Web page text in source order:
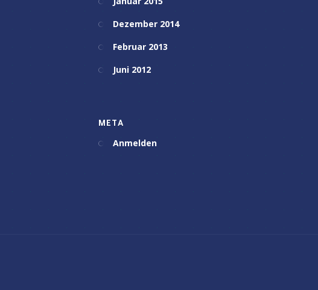
Dezember 2014
Februar 2013
Juni 2012
META
Anmelden